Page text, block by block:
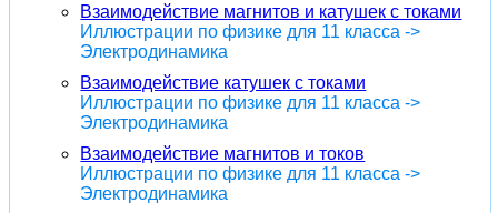
Взаимодействие магнитов и катушек с токами
Иллюстрации по физике для 11 класса ->
Электродинамика
Взаимодействие катушек с токами
Иллюстрации по физике для 11 класса ->
Электродинамика
Взаимодействие магнитов и токов
Иллюстрации по физике для 11 класса ->
Электродинамика